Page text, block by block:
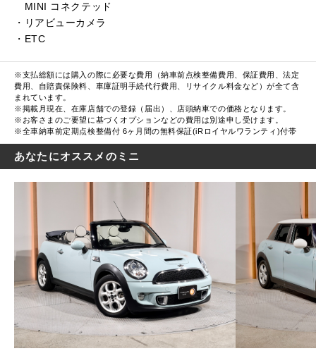
MINI コネクテッド
・リアビューカメラ
・ETC
※支払総額には購入の際に必要な費用（納車前点検整備費用、保証費用、法定
費用、自賠責保険料、車庫証明手続代行費用、リサイクル料金など）が全て含
まれています。
※掲載月現在、在庫店舗での登録（届出）、店頭納車での価格となります。
※お客さまのご要望に基づくオプションなどの費用は別途申し受けます。
※全車納車前定期点検整備付 6ヶ月間の無料保証(iRロイヤルワランティ)付帯
あなたにオススメのミニ